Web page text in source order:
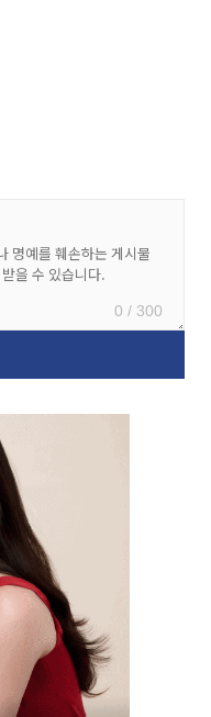
0 / 300